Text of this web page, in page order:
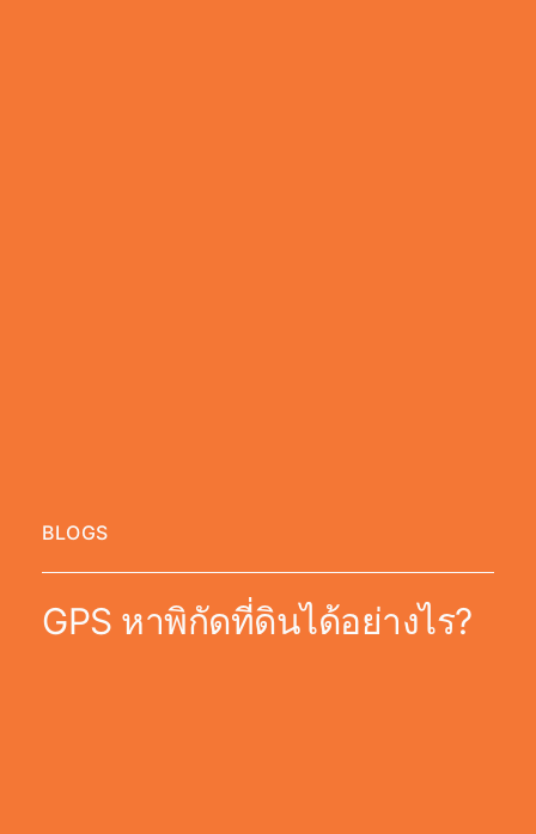
BLOGS
GPS หาพิกัดที่ดินได้อย่างไร?